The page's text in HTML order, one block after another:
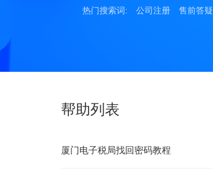
热门搜索词: 公司注册 售前答疑
帮助列表
厦门电子税局找回密码教程